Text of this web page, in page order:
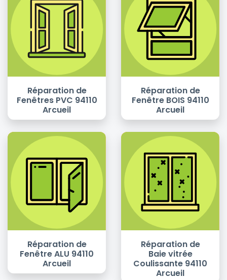
Réparation de
Fenêtres PVC 94110
Arcueil
Réparation de
Fenêtre BOIS 94110
Arcueil
Réparation de
Fenêtre ALU 94110
Arcueil
Réparation de
Baie vitrée
Coulissante 94110
Arcueil